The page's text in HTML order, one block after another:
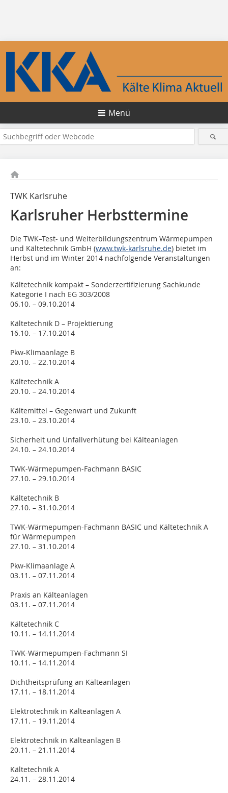
Menü
TWK Karlsruhe
Karlsruher Herbsttermine
Die TWK–Test- und Weiterbildungszentrum Wärmepumpen
und Kältetechnik GmbH (www.twk-karlsruhe.de) bietet im
Herbst und im Winter 2014 nachfolgende Veranstaltungen
an:
Kältetechnik kompakt – Sonderzertifizierung Sachkunde
Kategorie I nach EG 303/2008
06.10. – 09.10.2014
Kältetechnik D – Projektierung
16.10. – 17.10.2014
Pkw-Klimaanlage B
20.10. – 22.10.2014
Kältetechnik A
20.10. – 24.10.2014
Kältemittel – Gegenwart und Zukunft
23.10. – 23.10.2014
Sicherheit und Unfallverhütung bei Kälteanlagen
24.10. – 24.10.2014
TWK-Wärmepumpen-Fachmann BASIC
27.10. – 29.10.2014
Kältetechnik B
27.10. – 31.10.2014
TWK-Wärmepumpen-Fachmann BASIC und Kältetechnik A
für Wärmepumpen
27.10. – 31.10.2014
Pkw-Klimaanlage A
03.11. – 07.11.2014
Praxis an Kälteanlagen
03.11. – 07.11.2014
Kältetechnik C
10.11. – 14.11.2014
TWK-Wärmepumpen-Fachmann SI
10.11. – 14.11.2014
Dichtheitsprüfung an Kälteanlagen
17.11. – 18.11.2014
Elektrotechnik in Kälteanlagen A
17.11. – 19.11.2014
Elektrotechnik in Kälteanlagen B
20.11. – 21.11.2014
Kältetechnik A
24.11. – 28.11.2014